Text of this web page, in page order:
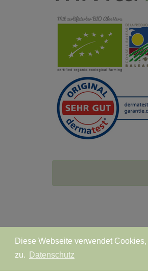
Diese Webseite verwendet
zu.
Datenschutz
© All Rights